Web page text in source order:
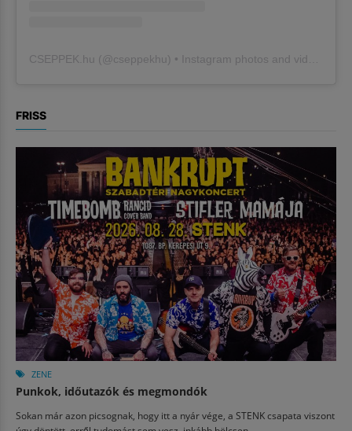
CSEPPEK.hu (@cseppekhu ) • Instagram photos and videos
FRISS
ZENE
Punkok, időutazók és megmondók
Sokan már azon picsognak, hogy itt a nyár vége, a STENK csapata viszont